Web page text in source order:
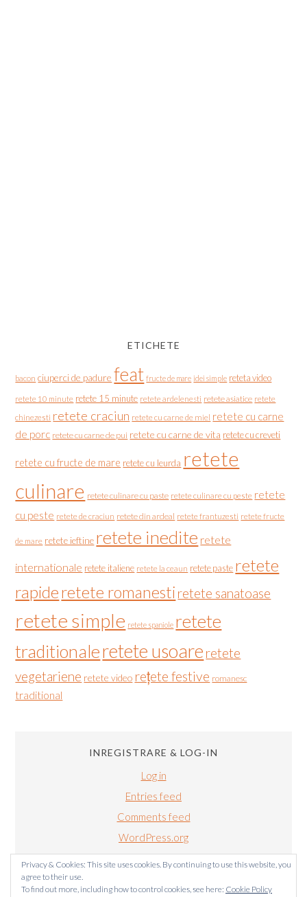
ETICHETE
bacon ciuperci de padure feat fructe de mare idei simple reteta video
retete 10 minute retete 15 minute retete ardelenesti retete asiatice retete
chinezesti retete craciun retete cu carne de miel retete cu carne
de porc retete cu carne de pui retete cu carne de vita retete cu creveti
retete cu fructe de mare retete cu leurda retete
culinare retete culinare cu paste retete culinare cu peste retete
cu peste retete de craciun retete din ardeal retete frantuzesti retete fructe
de mare retete ieftine retete inedite retete
internationale retete italiene retete la ceaun retete paste retete
rapideretete romanesti retete sanatoase
retete simple retete spaniole retete
traditionaleretete usoare retete
vegetariene retete video rețete festive romanesc
traditional
INREGISTRARE & LOG-IN
Log in
Entries feed
Comments feed
WordPress.org
Privacy & Cookies: This site uses cookies. By continuing to use this website, you
agree to their use.
To find out more, including how to control cookies, see here: Cookie Policy